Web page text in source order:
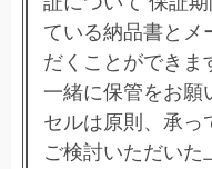
ている納品書とメ
だくことができ
一緒に保管をお願
セルは原則、承
ご検討いただいた